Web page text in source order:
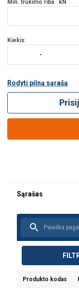
Min. trūkimo riba kN
Kiekis:
Rodyti pilną sąrašą
Produkto kodas
Žymėjimas:
Padengimas:
Pastaba: